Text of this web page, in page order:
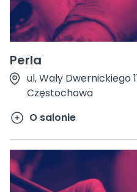
Perla
ul, Wały Dwernickiego
Częstochowa
O salonie